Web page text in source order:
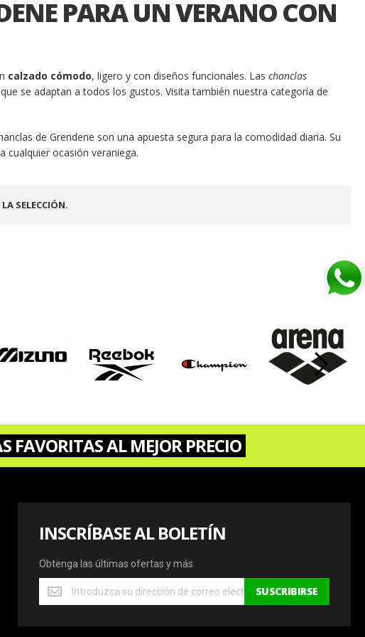
PARA UN VERANO CON
calzado cómodo, ligero y con diseños funcionales. Las chanclas
se adaptan a todos los gustos. Visita también nuestra categoría de
de Grendene son una apuesta segura para la comodidad diaria. Su
cualquier ocasión veraniega.
SELECCIÓN.
›
FAVORITAS AL MEJOR PRECIO
INSCRÍBASE AL BOLETÍN
Obtenga las últimas ofertas y más
Obtenga
las
ofertas
SUSCRIBIRSE